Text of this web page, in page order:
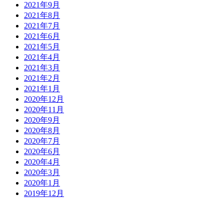
2021年9月
2021年8月
2021年7月
2021年6月
2021年5月
2021年4月
2021年3月
2021年2月
2021年1月
2020年12月
2020年11月
2020年9月
2020年8月
2020年7月
2020年6月
2020年4月
2020年3月
2020年1月
2019年12月